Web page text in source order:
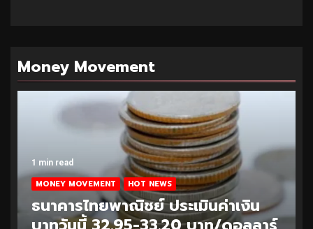
Money Movement
1 min read
MONEY MOVEMENT HOT NEWS
ธนาคารไทยพาณิชย์ ประเมินค่าเงิน